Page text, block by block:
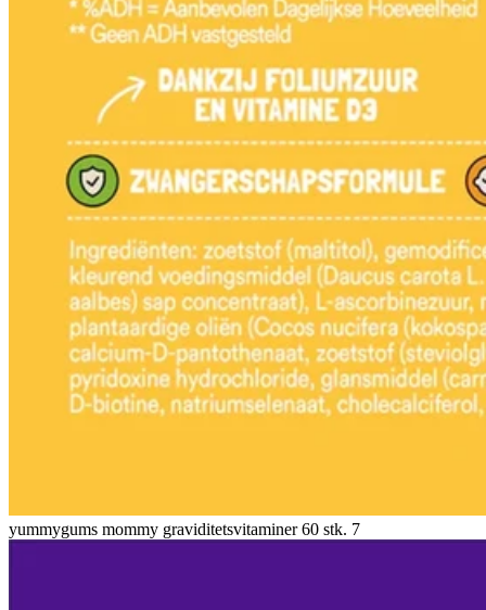
yummygums mommy graviditetsvitaminer 60 stk. 7